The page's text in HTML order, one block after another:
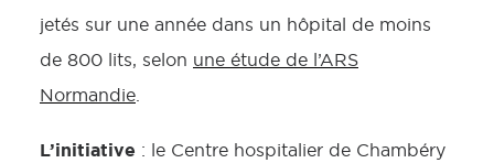
jetés sur une année dans un hôpital de moins
de 800 lits, selon une étude de l’ARS
Normandie
L’initiative : le Centre hospitalier de Chambéry